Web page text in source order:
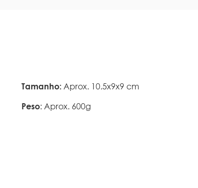
Tamanho: Aprox. 10.5x9x9 cm
Peso: Aprox. 600g